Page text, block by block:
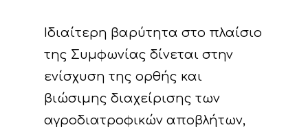
Ιδιαίτερη βαρύτητα στο πλαίσιο
της Συμφωνίας δίνεται στην
ενίσχυση της ορθής και
βιώσιμης διαχείρισης των
αγροδιατροφικών αποβλήτων,